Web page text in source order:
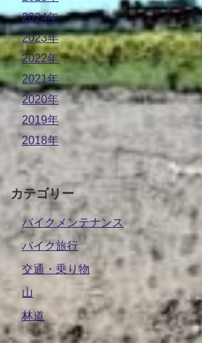
2024年
2023年
2022年
2021年
2020年
2019年
2018年
カテゴリー
バイクメンテナンス
バイク旅行
交通・乗り物
山
林道